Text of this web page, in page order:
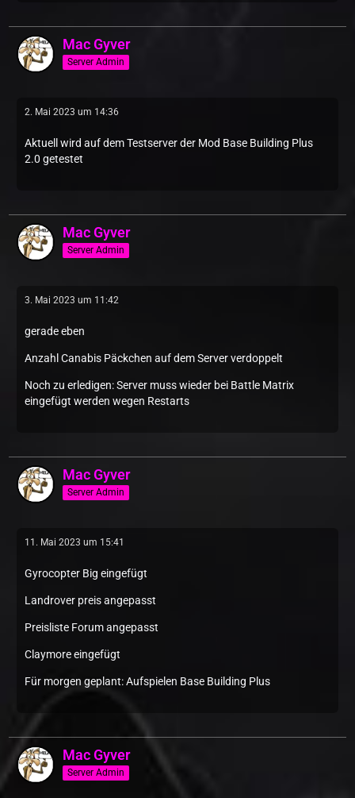
Mac Gyver
Server Admin
2. Mai 2023 um 14:36
Aktuell wird auf dem Testserver der Mod Base Building Plus
2.0 getestet
Mac Gyver
Server Admin
3. Mai 2023 um 11:42
gerade eben
Anzahl Canabis Päckchen auf dem Server verdoppelt
Noch zu erledigen: Server muss wieder bei Battle Matrix
eingefügt werden wegen Restarts
Mac Gyver
Server Admin
11. Mai 2023 um 15:41
Gyrocopter Big eingefügt
Landrover preis angepasst
Preisliste Forum angepasst
Claymore eingefügt
Für morgen geplant: Aufspielen Base Building Plus
Mac Gyver
Server Admin